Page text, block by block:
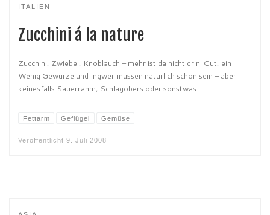
ITALIEN
Zucchini á la nature
Zucchini, Zwiebel, Knoblauch – mehr ist da nicht drin! Gut, ein
Wenig Gewürze und Ingwer müssen natürlich schon sein – aber
keinesfalls Sauerrahm, Schlagobers oder sonstwas…
Fettarm Geflügel Gemüse
Veröffentlicht 9. Juli 2008